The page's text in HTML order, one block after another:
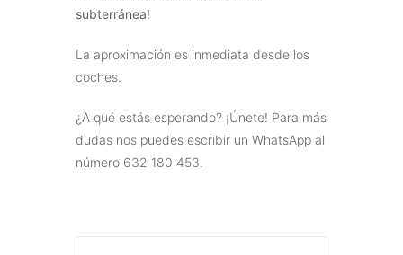
subterránea!
La aproximación es inmediata desde los
coches.
¿A qué estás esperando? ¡Únete! Para más
dudas nos puedes escribir un WhatsApp al
número 632 180 453.